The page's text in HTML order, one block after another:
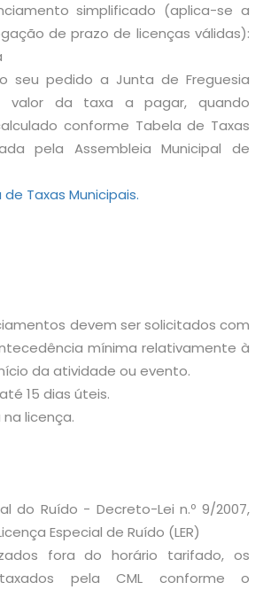
simplificado (aplica-se a
de prazo de licenças válidas):
seu pedido a Junta de Freguesia
valor da taxa a pagar, quando
conforme Tabela de Taxas
pela Assembleia Municipal de
Taxas Municipais.
devem ser solicitados com
mínima relativamente à
da atividade ou evento.
15 dias úteis.
licença.
do Ruído - Decreto-Lei n.º 9/2007,
Especial de Ruído (LER)
fora do horário tarifado, os
pela CML conforme o